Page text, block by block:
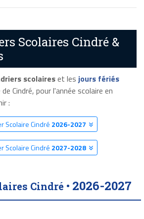
Scolaires Cindré &
scolaireset les jours fériés
Cindré, pour l'année scolaire en
:
Scolaire Cindré 2026-2027
Scolaire Cindré 2027-2028
Cindré • 2026-2027